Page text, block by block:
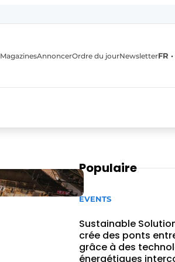
MagazinesAnnoncerOrdre du jourNewsletterFR •
Populaire
EVENTS
Sustainable
crée des ponts
grâce à des
énergétiques